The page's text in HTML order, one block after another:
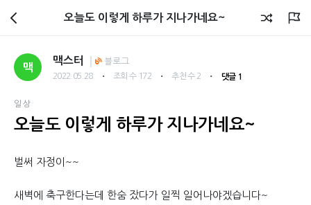
회원광장
오늘도 이렇게 하루가 지나가네요~
맥
맥스터 블로그
2022.05.28 ・ 조회 수 172 ・ 추천 수 2 ・ 댓글 1
일상
오늘도 이렇게 하루가 지나가네요~
벌써 자정이~~
새벽에 축구한다는데 한숨 잤다가 일찍 일어나야겠습니다~